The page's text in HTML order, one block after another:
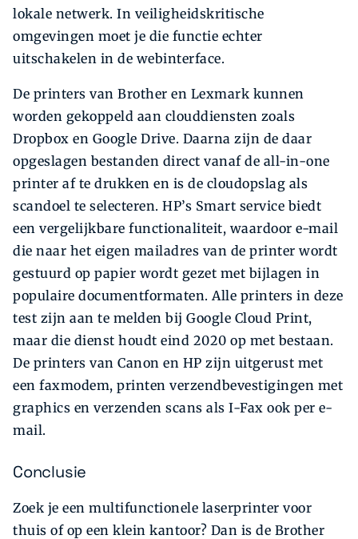
lokale netwerk. In veiligheidskritische
omgevingen moet je die functie echter
uitschakelen in de webinterface.
De printers van Brother en Lexmark kunnen
worden gekoppeld aan clouddiensten zoals
Dropbox en Google Drive. Daarna zijn de daar
opgeslagen bestanden direct vanaf de all-in-one
printer af te drukken en is de cloudopslag als
scandoel te selecteren. HP’s Smart service biedt
een vergelijkbare functionaliteit, waardoor e-mail
die naar het eigen mailadres van de printer wordt
gestuurd op papier wordt gezet met bijlagen in
populaire documentformaten. Alle printers in deze
test zijn aan te melden bij Google Cloud Print,
maar die dienst houdt eind 2020 op met bestaan.
De printers van Canon en HP zijn uitgerust met
een faxmodem, printen verzendbevestigingen met
graphics en verzenden scans als I-Fax ook per e-
mail.
Conclusie
Zoek je een multifunctionele laserprinter voor
thuis of op een klein kantoor? Dan is de Brother